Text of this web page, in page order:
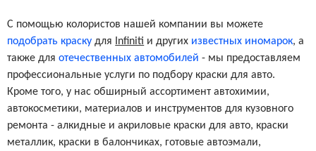
С помощью колористов нашей компании вы можете
подобрать краску для Infiniti и других известных иномарок, а
также дляотечественных автомобилей - мы предоставляем
профессиональные услуги по подбору краски для авто.
Кроме того, у нас обширный ассортимент автохимии,
автокосметики, материалов и инструментов для кузовного
ремонта - алкидные и акриловые краски для авто, краски
металлик, краски в балончиках, готовые автоэмали,